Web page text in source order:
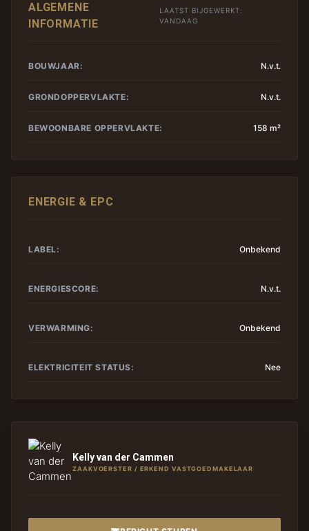
ALGEMENE
INFORMATIE
LAATST BIJGEWERKT:
VANDAAG
BOUWJAAR: N.v.t.
GRONDOPPERVLAKTE: N.v.t.
BEWOONBARE OPPERVLAKTE: 158 m²
ENERGIE & EPC
LABEL: Onbekend
ENERGIESCORE: N.v.t.
VERWARMING: Onbekend
ELEKTRICITEIT STATUS: Nee
Kelly van der Cammen
ZAAKVOERSTER / ERKEND VASTGOEDMAKELAAR